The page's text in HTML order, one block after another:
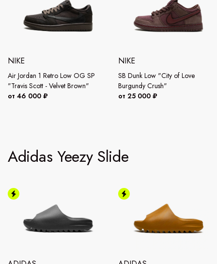
NIKE
Air Jordan 1 Retro Low OG SP
"Travis Scott - Velvet Brown"
от 46 000 ₽
NIKE
SB Dunk Low "City of Love
Burgundy Crush"
от 25 000 ₽
Adidas Yeezy Slide